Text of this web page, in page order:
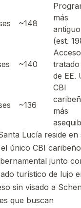
~148
más
antiguo
(est.
~140
tratado
de EE.
~136
CBI
más
Lucía reside en
único CBI caribeño
junto
turístico de lujo
sin visado a
que buscan